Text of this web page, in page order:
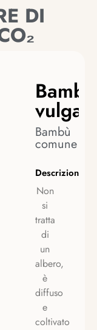
DI
Bambù
comune
Descrizione
Non
si
tratta
di
un
albero,
è
diffuso
e
coltivato